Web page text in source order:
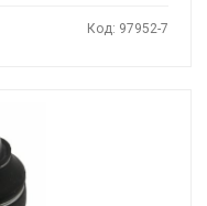
Код: 97952-7